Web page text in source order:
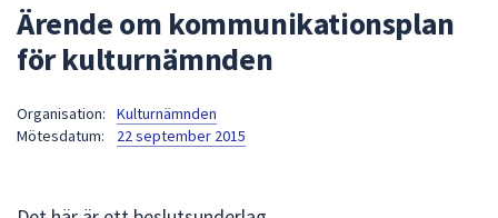
sökfältet
kommer
Ärende om kommunikationsplan
för kulturnämnden
Organisation:
Kulturnämnden
Mötesdatum:
22 september 2015